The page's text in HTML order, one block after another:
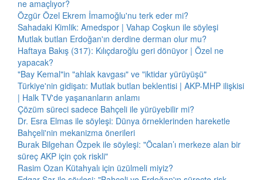
ne amaçlıyor?
Özgür Özel Ekrem İmamoğlu'nu terk eder mi?
Sahadaki Kimlik: Amedspor | Vahap Coşkun ile söyleşi
Mutlak butlan Erdoğan'ın derdine derman olur mu?
Haftaya Bakış (317): Kılıçdaroğlu geri dönüyor | Özel ne
yapacak?
"Bay Kemal"in "ahlak kavgası" ve "iktidar yürüyüşü"
Türkiye'nin gidişatı: Mutlak butlan beklentisi | AKP-MHP ilişkisi
| Halk TV'de yaşananların anlamı
Çözüm süreci sadece Bahçeli ile yürüyebilir mi?
Dr. Esra Elmas ile söyleşi: Dünya örneklerinden hareketle
Bahçeli'nin mekanizma önerileri
Burak Bilgehan Özpek ile söyleşi: "Öcalan’ı merkeze alan bir
süreç AKP için çok riskli"
Rasim Ozan Kütahyalı için üzülmeli miyiz?